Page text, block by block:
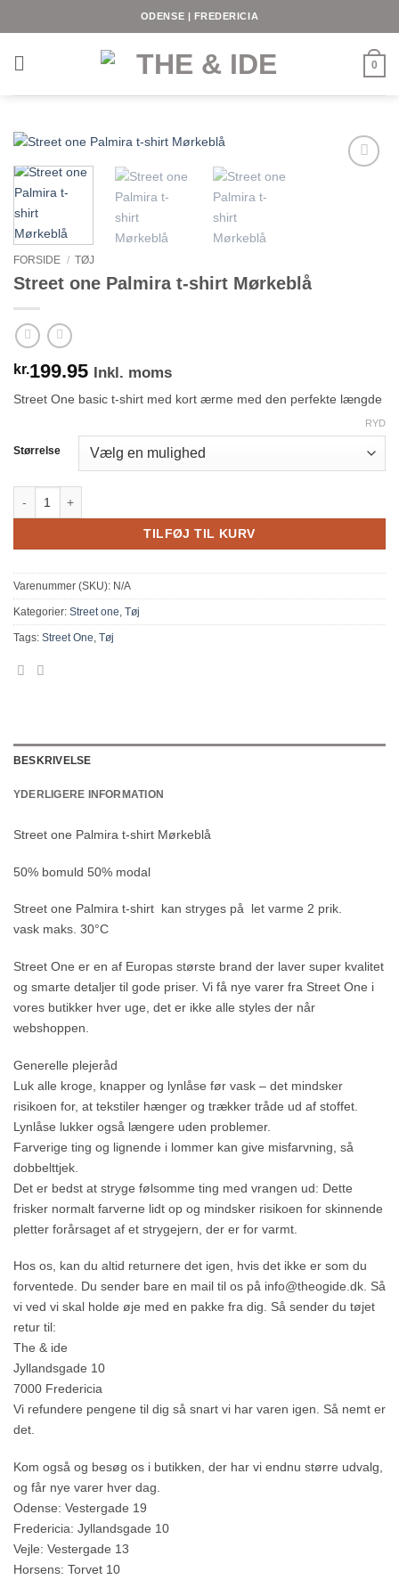
ODENSE | FREDERICIA
0
FORSIDE / TØJ
Street one Palmira t-shirt Mørkeblå
kr. 199.95 Inkl. moms
Street One basic t-shirt med kort ærme med den perfekte længde
Størrelse
RYD
TILFØJ TIL KURV
Varenummer (SKU): N/A
Kategorier: Street one Tøj
Tags: Street One Tøj
BESKRIVELSE
YDERLIGERE INFORMATION
Street one Palmira t-shirt Mørkeblå
50% bomuld 50% modal
Street one Palmira t-shirt kan stryges på let varme 2 prik.
vask maks. 30°C
Street One er en af Europas største brand der laver super kvalitet
og smarte detaljer til gode priser. Vi få nye varer fra Street One i
vores butikker hver uge, det er ikke alle styles der når
webshoppen.
Generelle plejeråd
Luk alle kroge, knapper og lynlåse før vask – det mindsker
risikoen for, at tekstiler hænger og trækker tråde ud af stoffet.
Lynlåse lukker også længere uden problemer.
Farverige ting og lignende i lommer kan give misfarvning, så
dobbelttjek.
Det er bedst at stryge følsomme ting med vrangen ud: Dette
frisker normalt farverne lidt op og mindsker risikoen for skinnende
pletter forårsaget af et strygejern, der er for varmt.
Hos os, kan du altid returnere det igen, hvis det ikke er som du
forventede. Du sender bare en mail til os på info@theogide.dk. Så
vi ved vi skal holde øje med en pakke fra dig. Så sender du tøjet
retur til:
The & ide
Jyllandsgade 10
7000 Fredericia
Vi refundere pengene til dig så snart vi har varen igen. Så nemt er
det.
Kom også og besøg os i butikken, der har vi endnu større udvalg,
og får nye varer hver dag.
Odense: Vestergade 19
Fredericia: Jyllandsgade 10
Vejle: Vestergade 13
Horsens: Torvet 10